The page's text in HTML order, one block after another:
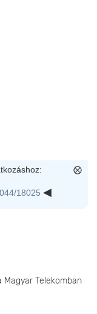
18025
Magyar Telekomban